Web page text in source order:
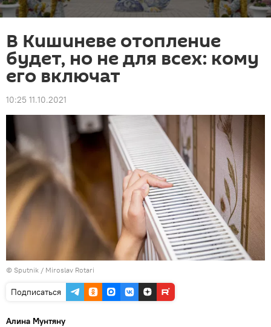
В Кишиневе отопление
будет, но не для всех: кому
его включат
10:25 11.10.2021
© Sputnik / Miroslav Rotari
Подписаться
Алина Мунтяну